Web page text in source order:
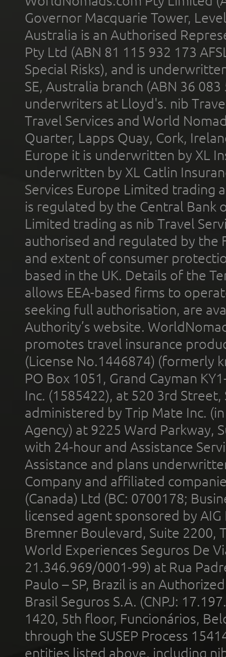
Governor Macquarie Tower,
Australia is an Authorised
Pty Ltd (ABN 81 115 932 173
Special Risks), and is
SE, Australia branch (ABN 36
underwriters at Lloyd's. nib
Travel Services and World
Quarter, Lapps Quay, Cork,
Europe it is underwritten by XL
underwritten by XL Catlin
Services Europe Limited trading
is regulated by the Central Bank
Limited trading as nib Travel
authorised and regulated by the
and extent of consumer
based in the UK. Details of the
allows EEA-based firms to
seeking full authorisation, are
Authority’s website.
promotes travel insurance
(License No.1446874) (formerly
PO Box 1051, Grand Cayman
Inc. (1585422), at 520 3rd
administered by Trip Mate Inc.
Agency) at 9225 Ward Parkway,
with 24-hour and Assistance
Assistance and plans
Company and affiliated
(Canada) Ltd (BC: 0700178;
licensed agent sponsored by
Bremner Boulevard, Suite 2200,
World Experiences Seguros De
21.346.969/0001-99) at Rua
Paulo – SP, Brazil is an
Brasil Seguros S.A. (CNPJ:
1420, 5th floor, Funcionários,
through the SUSEP Process
entities listed above, including